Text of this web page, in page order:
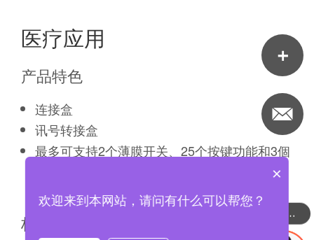
医疗应用
产品特色
连接盒
讯号转接盒
最多可支持2个薄膜开关、25个按键功能和3個
标准尺寸 (mm) 可以介绍下你们的产品么
×
欢迎来到本网站，请问有什么可以帮您？